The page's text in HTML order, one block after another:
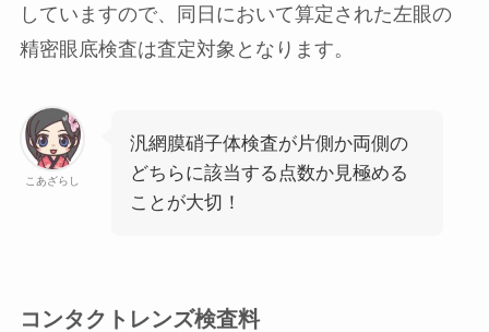
していますので、同日において算定された左眼の
精密眼底検査は査定対象となります。
こあざらし
汎網膜硝子体検査が片側か両側の
どちらに該当する点数か見極める
ことが大切！
コンタクトレンズ検査料